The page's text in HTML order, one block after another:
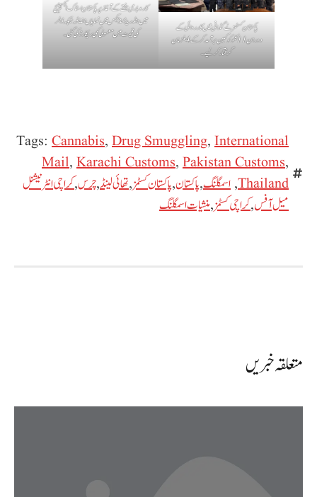
پاکستان کسٹمز نے گڈانی میں کارروائی کے
دوران 11 کلو کوکین برآمد کرکے 4 ملزمان
گرفتار کر لیے۔
کاروباری ہفتے کے آغاز پر پاکستان اسٹاک ایکسچینج
میں ہنڈریڈ انڈیکس میں نمایاں اضافہ جبکہ ڈالر
کی قیمت میں معمولی کمی ریکارڈ کی گئی۔
Tags: Cannabis, Drug Smuggling, International
Mail, Karachi Customs, Pakistan Customs,
Thailand
, اسمگلنگ,پاکستان,پاکستان کسٹمز,تھائی لینڈ,چرس,کراچی انٹرنیشنل
میل آفس,کراچی کسٹمز,منشیات اسمگلنگ
متعلقہ خبریں